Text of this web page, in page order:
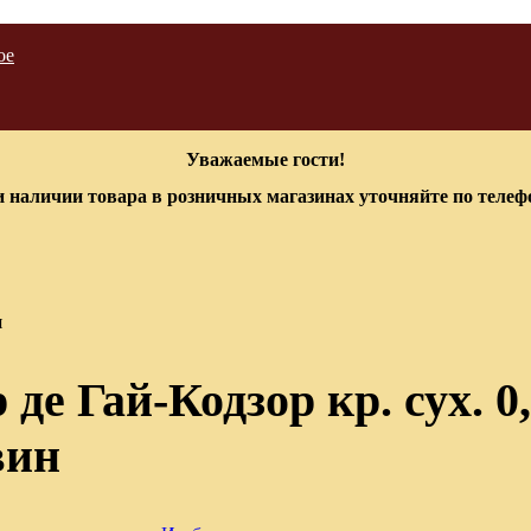
Уважаемые гости!
товара в розничных магазинах уточняйте по
Гай-Кодзор кр. сух.